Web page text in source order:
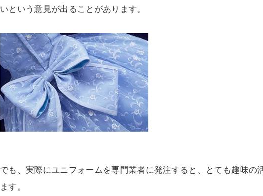
いという意見が出ることがあります。
でも、実際にユニフォームを専門業者に発注すると、とても趣味の
ます。